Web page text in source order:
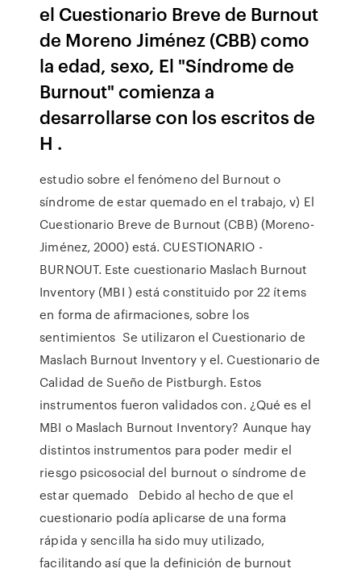
el Cuestionario Breve de Burnout
de Moreno Jiménez (CBB) como
la edad, sexo, El "Síndrome de
Burnout" comienza a
desarrollarse con los escritos de
H .
estudio sobre el fenómeno del Burnout o
síndrome de estar quemado en el trabajo, v) El
Cuestionario Breve de Burnout (CBB) (Moreno-
Jiménez, 2000) está. CUESTIONARIO -
BURNOUT. Este cuestionario Maslach Burnout
Inventory (MBI ) está constituido por 22 ítems
en forma de afirmaciones, sobre los
sentimientos Se utilizaron el Cuestionario de
Maslach Burnout Inventory y el. Cuestionario de
Calidad de Sueño de Pistburgh. Estos
instrumentos fueron validados con. ¿Qué es el
MBI o Maslach Burnout Inventory? Aunque hay
distintos instrumentos para poder medir el
riesgo psicosocial del burnout o síndrome de
estar quemado Debido al hecho de que el
cuestionario podía aplicarse de una forma
rápida y sencilla ha sido muy utilizado,
facilitando así que la definición de burnout